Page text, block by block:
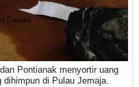
Pontianak menyortir uang
dihimpun di Pulau Jemaja.